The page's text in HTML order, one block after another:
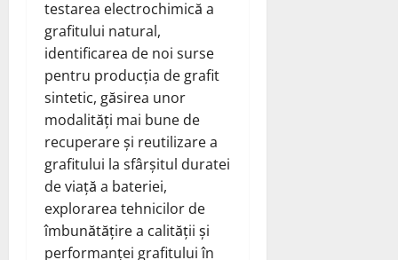
testarea electrochimică a
grafitului natural,
identificarea de noi surse
pentru producția de grafit
sintetic, găsirea unor
modalități mai bune de
recuperare și reutilizare a
grafitului la sfârșitul duratei
de viață a bateriei,
explorarea tehnicilor de
îmbunătățire a calității și
performanței grafitului în